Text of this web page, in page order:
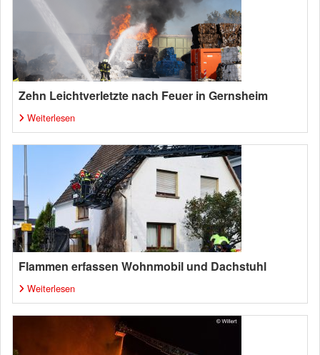
Zehn Leichtverletzte nach Feuer in Gernsheim
Weiterlesen
Flammen erfassen Wohnmobil und Dachstuhl
Weiterlesen